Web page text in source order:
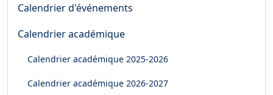
Calendrier d'événements
Calendrier académique
Calendrier académique 2025-2026
Calendrier académique 2026-2027